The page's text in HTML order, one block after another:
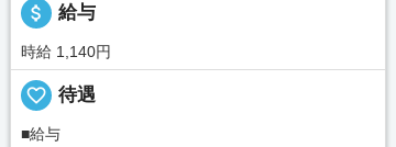
attach_money 給与
時給 1,140円
favorite_border 待遇
■給与